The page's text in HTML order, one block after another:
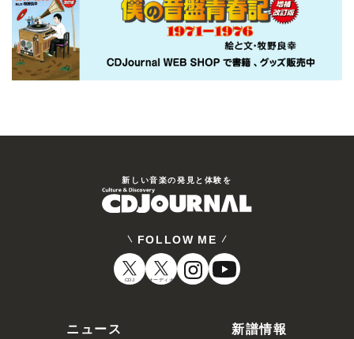
新しい⾳楽の発⾒と体験を
FOLLOW ME
CDJ オーディオ
ニュース
新譜情報